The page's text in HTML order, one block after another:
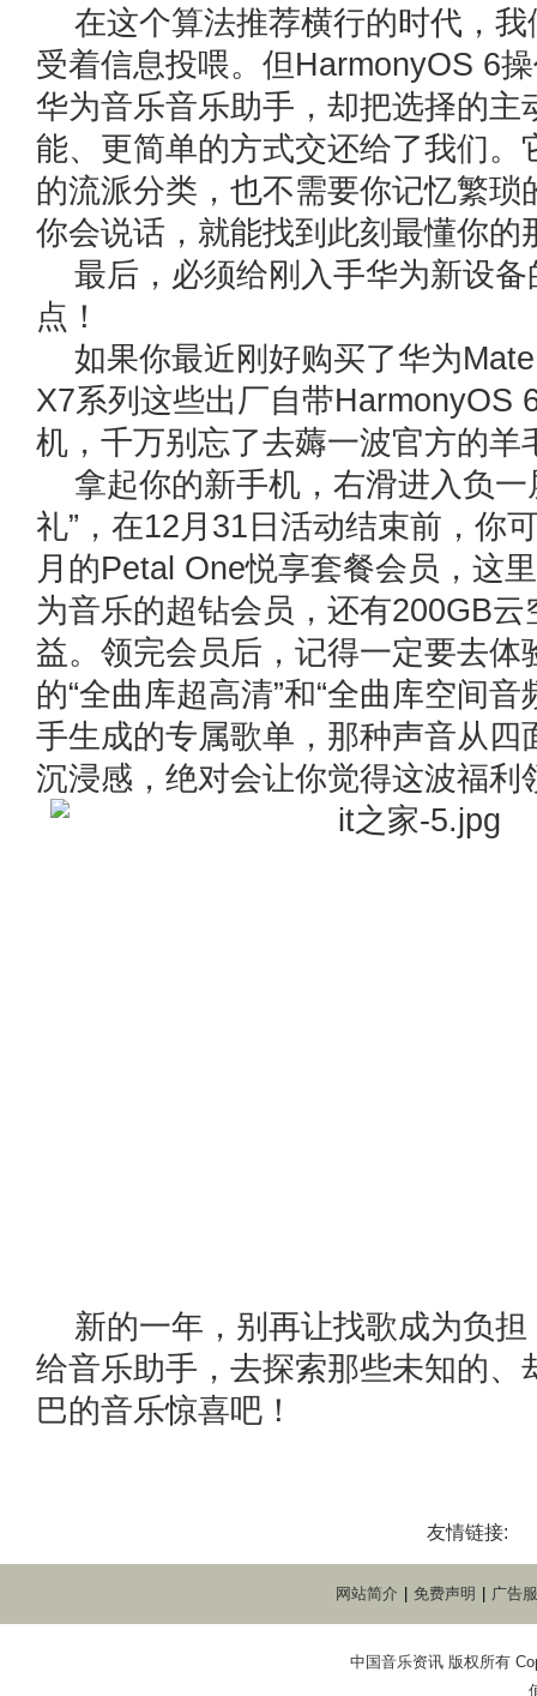
在这个算法推荐横行的时代，
受着信息投喂。但HarmonyOS 6
华为音乐音乐助手，却把选择的主
能、更简单的方式交还给了我们。
的流派分类，也不需要你记忆繁琐
你会说话，就能找到此刻最懂你的
最后，必须给刚入手华为新设
点！
如果你最近刚好购买了华为
X7系列这些出厂自带HarmonyOS
机，千万别忘了去薅一波官方的羊
拿起你的新手机，右滑进入负一
礼”，在12月31日活动结束前，你
月的Petal One悦享套餐会员，这
为音乐的超钻会员，还有200GB云
益。领完会员后，记得一定要去体
的“全曲库超高清”和“全曲库空间音
手生成的专属歌单，那种声音从四
沉浸感，绝对会让你觉得这波福利
新的一年，别再让找歌成为负
给音乐助手，去探索那些未知的、
巴的音乐惊喜吧！
友情链接:
网站简介 免费声明 广告
中国音乐资讯 版权所有